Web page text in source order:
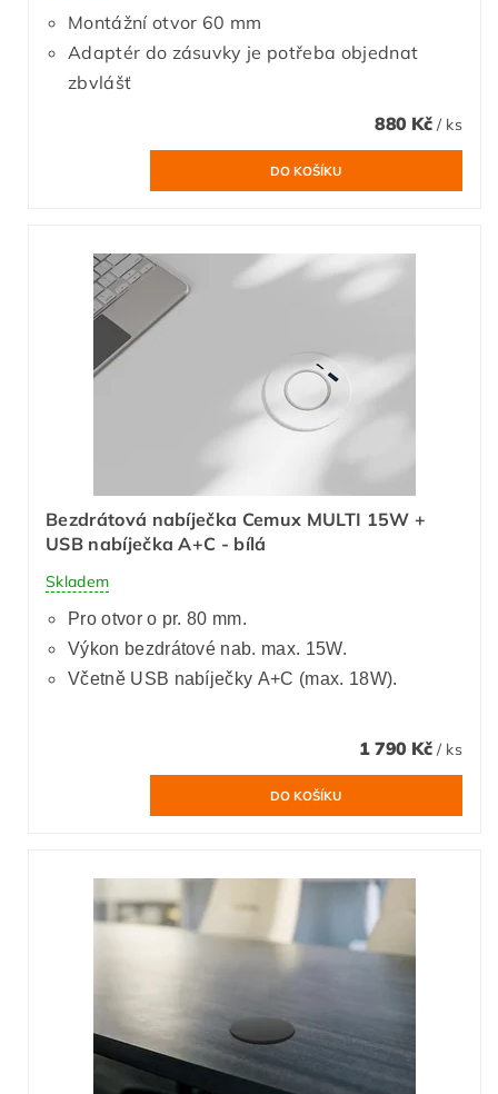
Montážní otvor 60 mm
Adaptér do zásuvky je potřeba objednat
zbvlášť
880 Kč / ks
Bezdrátová nabíječka Cemux MULTI 15W +
USB nabíječka A+C - bílá
Skladem
Pro otvor o pr. 80 mm.
Výkon bezdrátové nab. max. 15W.
Včetně USB nabíječky A+C (max. 18W).
1 790 Kč / ks